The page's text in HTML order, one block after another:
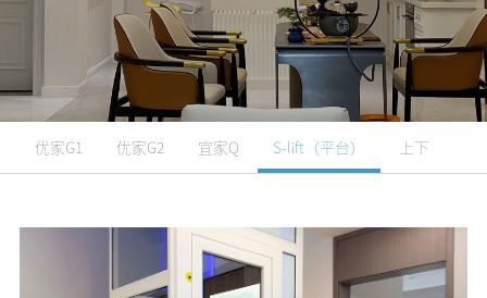
优家G1 优家G2 宜家Q S-lift（平台） 上下